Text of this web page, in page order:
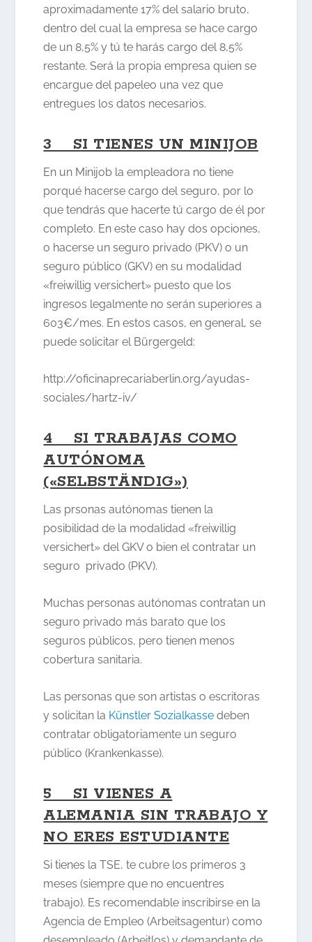
aproximadamente 17% del salario bruto,
dentro del cual la empresa se hace cargo
de un 8,5% y tú te harás cargo del 8,5%
restante. Será la propia empresa quien se
encargue del papeleo una vez que
entregues los datos necesarios.
3 SI TIENES UN MINIJOB
En un Minijob la empleadora no tiene
porqué hacerse cargo del seguro, por lo
que tendrás que hacerte tú cargo de él por
completo. En este caso hay dos opciones,
o hacerse un seguro privado (PKV) o un
seguro público (GKV) en su modalidad
«freiwillig versichert» puesto que los
ingresos legalmente no serán superiores a
603€/mes. En estos casos, en general, se
puede solicitar el Bürgergeld:
http://oficinaprecariaberlin.org/ayudas-
sociales/hartz-iv/
4 SI TRABAJAS COMO
AUTÓNOMA
(«SELBSTÄNDIG»)
Las prsonas autónomas tienen la
posibilidad de la modalidad «freiwillig
versichert» del GKV o bien el contratar un
seguro privado (PKV).
Muchas personas autónomas contratan un
seguro privado más barato que los
seguros públicos, pero tienen menos
cobertura sanitaria.
Las personas que son artistas o escritoras
y solicitan la Künstler Sozialkasse deben
contratar obligatoriamente un seguro
público (Krankenkasse).
5 SI VIENES A
ALEMANIA SIN TRABAJO Y
NO ERES ESTUDIANTE
Si tienes la TSE, te cubre los primeros 3
meses (siempre que no encuentres
trabajo). Es recomendable inscribirse en la
Agencia de Empleo (Arbeitsagentur) como